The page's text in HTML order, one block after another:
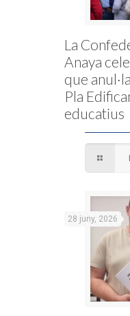
La
Anaya
que
Pla
educatius
28 juny, 2026